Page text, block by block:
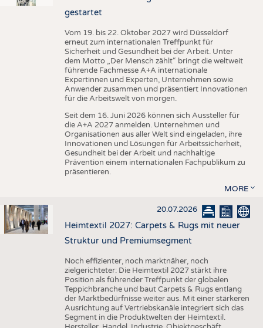
gestartet
Vom 19. bis 22. Oktober 2027 wird Düsseldorf
erneut zum internationalen Treffpunkt für
Sicherheit und Gesundheit bei der Arbeit. Unter
dem Motto „Der Mensch zählt“ bringt die weltweit
führende Fachmesse A+A internationale
Expertinnen und Experten, Unternehmen sowie
Anwender zusammen und präsentiert Innovationen
für die Arbeitswelt von morgen.
Seit dem 16. Juni 2026 können sich Aussteller für
die A+A 2027 anmelden. Unternehmen und
Organisationen aus aller Welt sind eingeladen, ihre
Innovationen und Lösungen für Arbeitssicherheit,
Gesundheit bei der Arbeit und nachhaltige
Prävention einem internationalen Fachpublikum zu
präsentieren.
MORE
20.07.2026
Heimtextil 2027: Carpets & Rugs mit neuer
Struktur und Premiumsegment
Noch effizienter, noch marktnäher, noch
zielgerichteter: Die Heimtextil 2027 stärkt ihre
Position als führender Treffpunkt der globalen
Teppichbranche und baut Carpets & Rugs entlang
der Marktbedürfnisse weiter aus. Mit einer stärkeren
Ausrichtung auf Vertriebskanäle integriert sich das
Segment in die Produktwelten der Heimtextil.